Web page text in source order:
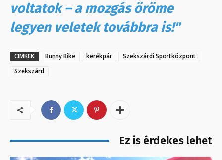
voltatok – a mozgás öröme
legyen veletek továbbra is!"
CÍMKÉK Bunny Bike kerékpár
Szekszárdi Sportközpont
Szekszárd
Ez is érdekes lehet